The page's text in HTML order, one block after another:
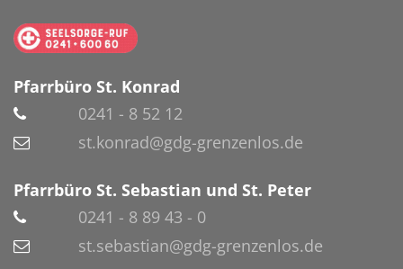
Pfarrbüro St. Konrad
0241 - 8 52 12
st.konrad@gdg-grenzenlos.de
Pfarrbüro St. Sebastian und St. Peter
0241 - 8 89 43 - 0
st.sebastian@gdg-grenzenlos.de